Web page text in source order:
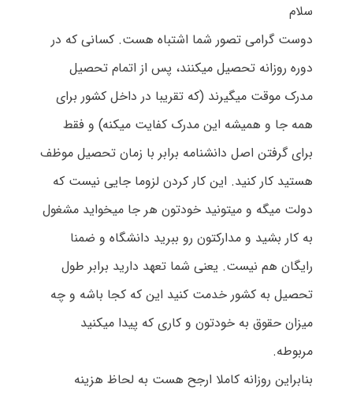
سلام
دوست گرامی تصور شما اشتباه هست. کسانی که در
دوره روزانه تحصیل میکنند، پس از اتمام تحصیل
مدرک موقت میگیرند (که تقریبا در داخل کشور برای
همه جا و همیشه این مدرک کفایت میکنه) و فقط
برای گرفتن اصل دانشنامه برابر با زمان تحصیل موظف
هستید کار کنید. این کار کردن لزوما جایی نیست که
دولت میگه و میتونید خودتون هر جا میخواید مشغول
به کار بشید و مدارکتون رو ببرید دانشگاه و ضمنا
رایگان هم نیست. یعنی شما تعهد دارید برابر طول
تحصیل به کشور خدمت کنید این که کجا باشه و چه
میزان حقوق به خودتون و کاری که پیدا میکنید
مربوطه.
بنابراین روزانه کاملا ارجح هست به لحاظ هزینه